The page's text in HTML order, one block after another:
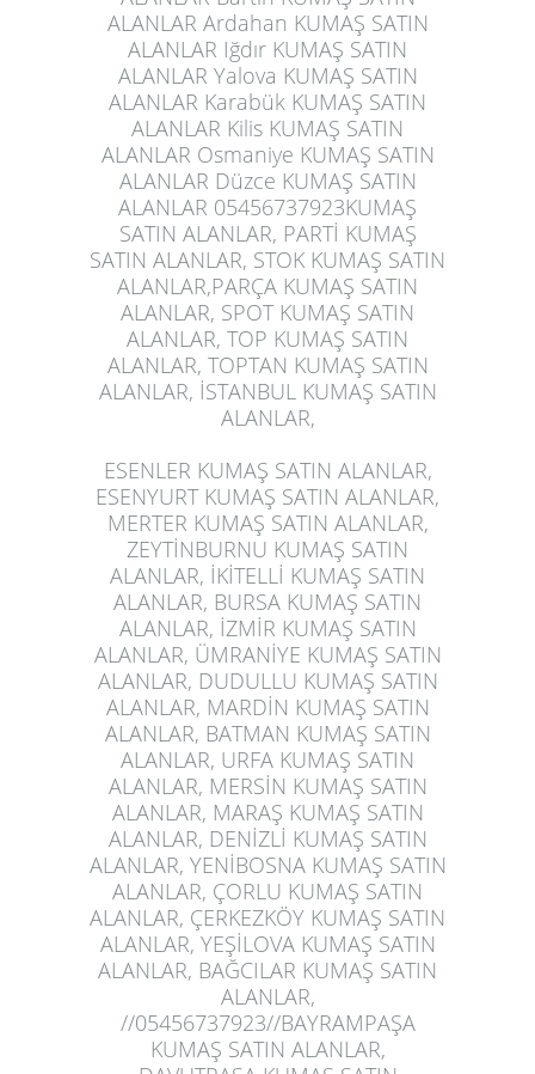
ALANLAR Ardahan KUMAŞ SATIN
ALANLAR Iğdır KUMAŞ SATIN
ALANLAR Yalova KUMAŞ SATIN
ALANLAR Karabük KUMAŞ SATIN
ALANLAR Kilis KUMAŞ SATIN
ALANLAR Osmaniye KUMAŞ SATIN
ALANLAR Düzce KUMAŞ SATIN
ALANLAR 05456737923KUMAŞ
SATIN ALANLAR, PARTİ KUMAŞ
SATIN ALANLAR, STOK KUMAŞ SATIN
ALANLAR,PARÇA KUMAŞ SATIN
ALANLAR, SPOT KUMAŞ SATIN
ALANLAR, TOP KUMAŞ SATIN
ALANLAR, TOPTAN KUMAŞ SATIN
ALANLAR, İSTANBUL KUMAŞ SATIN
ALANLAR,
ESENLER KUMAŞ SATIN ALANLAR,
ESENYURT KUMAŞ SATIN ALANLAR,
MERTER KUMAŞ SATIN ALANLAR,
ZEYTİNBURNU KUMAŞ SATIN
ALANLAR, İKİTELLİ KUMAŞ SATIN
ALANLAR, BURSA KUMAŞ SATIN
ALANLAR, İZMİR KUMAŞ SATIN
ALANLAR, ÜMRANİYE KUMAŞ SATIN
ALANLAR, DUDULLU KUMAŞ SATIN
ALANLAR, MARDİN KUMAŞ SATIN
ALANLAR, BATMAN KUMAŞ SATIN
ALANLAR, URFA KUMAŞ SATIN
ALANLAR, MERSİN KUMAŞ SATIN
ALANLAR, MARAŞ KUMAŞ SATIN
ALANLAR, DENİZLİ KUMAŞ SATIN
ALANLAR, YENİBOSNA KUMAŞ SATIN
ALANLAR, ÇORLU KUMAŞ SATIN
ALANLAR, ÇERKEZKÖY KUMAŞ SATIN
ALANLAR, YEŞİLOVA KUMAŞ SATIN
ALANLAR, BAĞCILAR KUMAŞ SATIN
ALANLAR,
//05456737923//BAYRAMPAŞA
KUMAŞ SATIN ALANLAR,